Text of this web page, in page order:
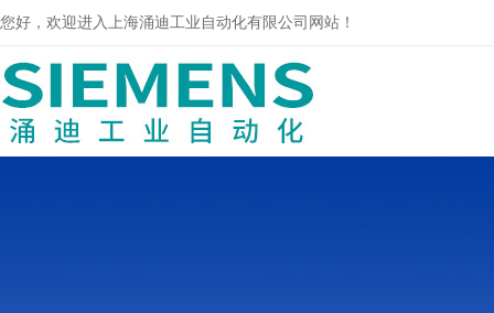
您好，欢迎进入上海涌迪工业自动化有限公司网站！